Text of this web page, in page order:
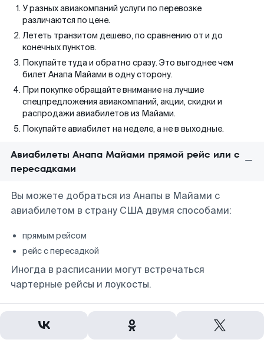
У разных авиакомпаний услуги по перевозке
различаются по цене.
Лететь транзитом дешево, по сравнению от и до
конечных пунктов.
Покупайте туда и обратно сразу. Это выгоднее чем
билет Анапа Майами в одну сторону.
При покупке обращайте внимание на лучшие
спецпредложения авиакомпаний, акции, скидки и
распродажи авиабилетов из Майами.
Покупайте авиабилет на неделе, а не в выходные.
Авиабилеты Анапа Майами прямой рейс или с
пересадками
Вы можете добраться из Анапы в Майами с
авиабилетом в страну США двумя способами:
прямым рейсом
рейс с пересадкой
Иногда в расписании могут встречаться
чартерные рейсы и лоукосты.